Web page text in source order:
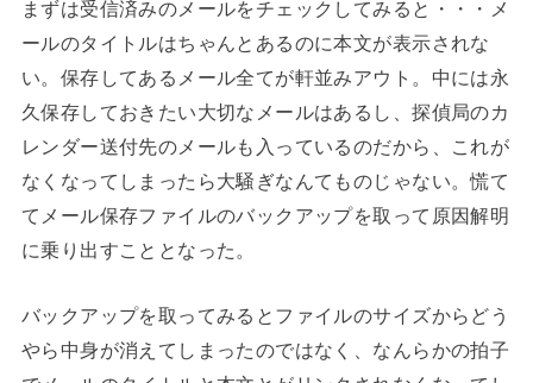
まずは受信済みのメールをチェックしてみると・・・メ
ールのタイトルはちゃんとあるのに本文が表示されな
い。保存してあるメール全てが軒並みアウト。中には永
久保存しておきたい大切なメールはあるし、探偵局のカ
レンダー送付先のメールも入っているのだから、これが
なくなってしまったら大騒ぎなんてものじゃない。慌て
てメール保存ファイルのバックアップを取って原因解明
に乗り出すこととなった。
バックアップを取ってみるとファイルのサイズからどう
やら中身が消えてしまったのではなく、なんらかの拍子